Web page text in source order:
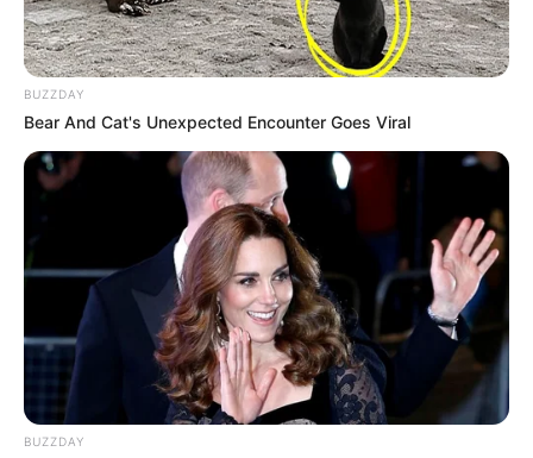
BUZZDAY
Bear And Cat's Unexpected Encounter Goes Viral
BUZZDAY